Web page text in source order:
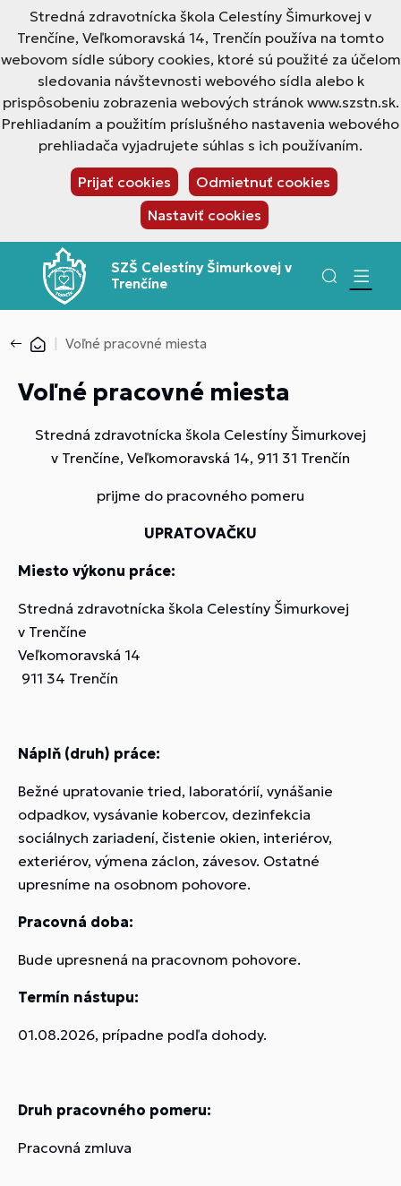
Stredná zdravotnícka škola Celestíny Šimurkovej v
Trenčíne, Veľkomoravská 14, Trenčín používa na tomto
webovom sídle súbory cookies, ktoré sú použité za účelom
sledovania návštevnosti webového sídla alebo k
prispôsobeniu zobrazenia webových stránok www.szstn.sk.
Prehliadaním a použitím príslušného nastavenia webového
prehliadača vyjadrujete súhlas s ich používaním.
Prijať cookies
Odmietnuť cookies
Nastaviť cookies
SZŠ Celestíny Šimurkovej v
Trenčíne
Voľné pracovné miesta
Voľné pracovné miesta
Stredná zdravotnícka škola Celestíny Šimurkovej
v Trenčíne, Veľkomoravská 14, 911 31 Trenčín
prijme do pracovného pomeru
UPRATOVAČKU
Miesto výkonu práce:
Stredná zdravotnícka škola Celestíny Šimurkovej
v Trenčíne
Veľkomoravská 14
911 34 Trenčín
Náplň (druh) práce:
Bežné upratovanie tried, laboratórií, vynášanie
odpadkov, vysávanie kobercov, dezinfekcia
sociálnych zariadení, čistenie okien, interiérov,
exteriérov, výmena záclon, závesov. Ostatné
upresníme na osobnom pohovore.
Pracovná doba:
Bude upresnená na pracovnom pohovore.
Termín nástupu:
01.08.2026, prípadne podľa dohody.
Druh pracovného pomeru:
Pracovná zmluva